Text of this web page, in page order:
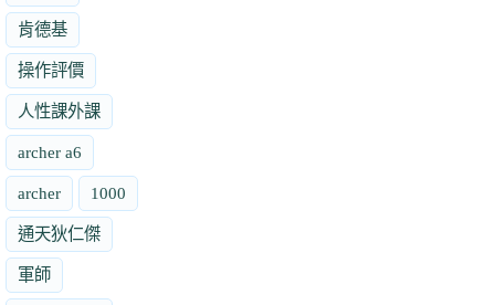
肯德基
操作評價
人性課外課
archer a6
archer 1000
通天狄仁傑
軍師